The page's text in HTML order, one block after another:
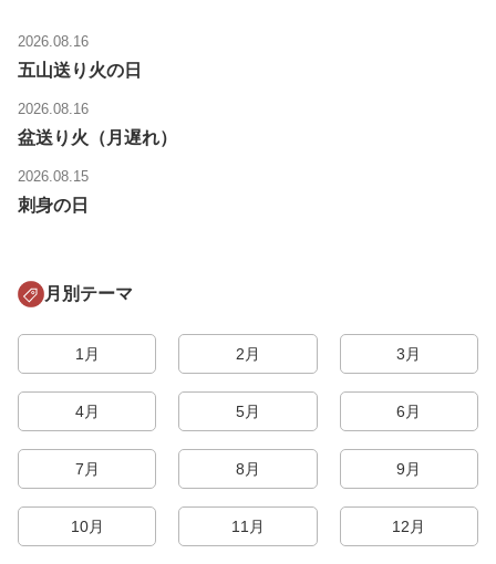
2026.08.16
五山送り火の日
2026.08.16
盆送り火（月遅れ）
2026.08.15
刺身の日
月別テーマ
1月 2月 3月
4月 5月 6月
7月 8月 9月
10月 11月 12月